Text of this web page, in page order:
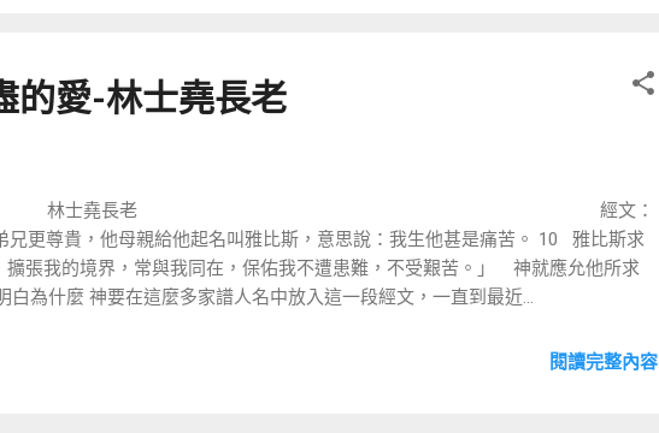
的愛-林士堯長老
林士堯長老 經文：
更尊貴，他母親給他起名叫雅比斯，意思說：我生他甚是痛苦。 10 雅比斯求
張我的境界，常與我同在，保佑我不遭患難，不受艱苦。」 神就應允他所求
為什麼 神要在這麼多家譜人名中放入這一段經文，一直到最近...
閱讀完整內容